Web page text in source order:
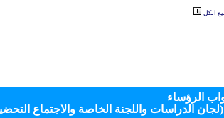
الكل
الرؤساء
(لجان الدراسات واللجنة الخاصة والاجتماع